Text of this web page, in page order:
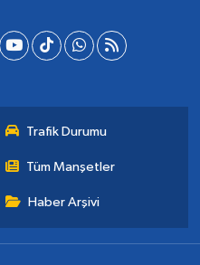
Trafik Durumu
Tüm Manşetler
Haber Arşivi